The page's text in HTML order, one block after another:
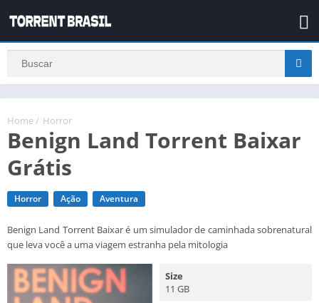
Home / Horror
Benign Land Torrent Baixar
Grátis
Horror Ação Aventura
Benign Land Torrent Baixar é um simulador de caminhada sobrenatural
que leva você a uma viagem estranha pela mitologia
Size
11 GB